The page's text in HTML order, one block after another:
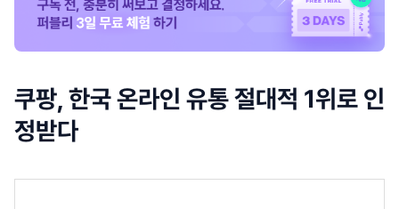
쿠팡, 한국 온라인 유통 절대적 1위로 인
정받다